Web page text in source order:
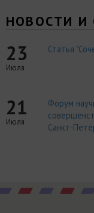
НОВОСТИ И
23
Июля
Статья
21
Июля
Форум
Санкт-